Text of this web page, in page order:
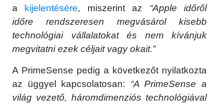
a
kijelentésére, miszerint az “Apple időről
időre rendszeresen megvásárol kisebb
technológiai vállalatokat és nem kívánjuk
megvitatni ezek céljait vagy okait.”
A PrimeSense pedig a következőt nyilatkozta
az üggyel kapcsolatosan: “A PrimeSense a
világ vezető, háromdimenziós technológiával